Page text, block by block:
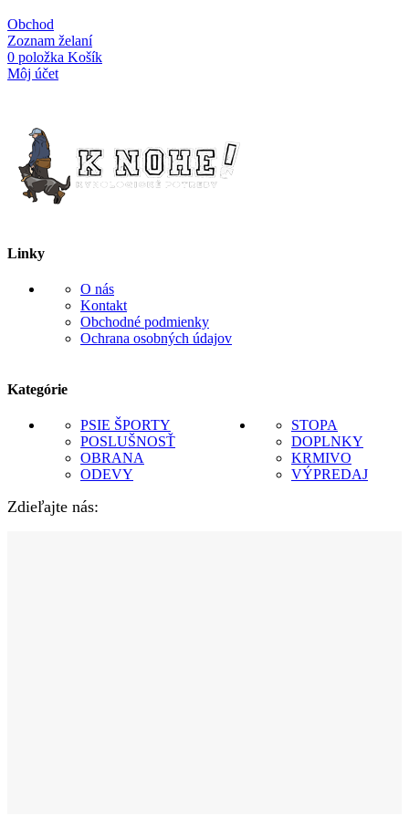
Obchod
Zoznam želaní
0 položka Košík
Môj účet
Linky
O nás
Kontakt
Obchodné podmienky
Ochrana osobných údajov
Kategórie
PSIE ŠPORTY
POSLUŠNOSŤ
OBRANA
ODEVY
STOPA
DOPLNKY
KRMIVO
VÝPREDAJ
Zdieľajte nás: